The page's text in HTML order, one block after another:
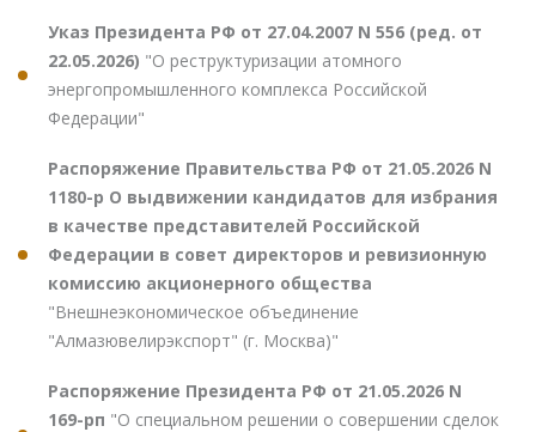
Указ Президента РФ от 27.04.2007 N 556 (ред. от
22.05.2026) "О реструктуризации атомного
энергопромышленного комплекса Российской
Федерации"
Распоряжение Правительства РФ от 21.05.2026 N
1180-р О выдвижении кандидатов для избрания
в качестве представителей Российской
Федерации в совет директоров и ревизионную
комиссию акционерного общества
"Внешнеэкономическое объединение
"Алмазювелирэкспорт" (г. Москва)"
Распоряжение Президента РФ от 21.05.2026 N
169-рп "О специальном решении о совершении сделок